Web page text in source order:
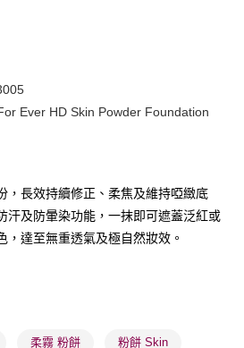
3個工作天送達
或以上免運費
或以上免運費
，訂單將隨機分配至SF順豐速運或京東
Ever HD Skin Powder Foundation
，長效持續修正、柔焦及維持啞緻底
汗及防暈染功能，一抹即可遮蓋泛紅或
，達至無重透氣及極自然妝效。
柔霧 粉餅 粉餅 Skin